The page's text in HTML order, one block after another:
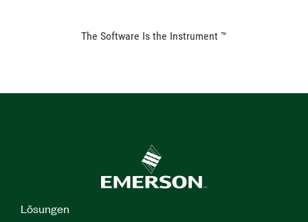
The Software Is the Instrument ™
Lösungen